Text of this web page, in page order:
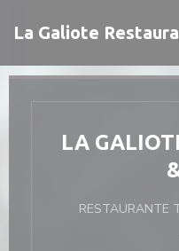
La Galiote
LA
RESTAURANTE